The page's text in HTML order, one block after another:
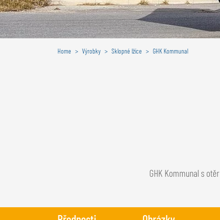
Home Výrobky Sklopné lžíce GHK Kommunal
GHK Kommunal s